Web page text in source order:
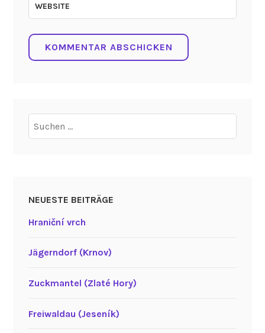
WEBSITE
Suchen
nach:
NEUESTE BEITRÄGE
Hraniční vrch
Jägerndorf (Krnov)
Zuckmantel (Zlaté Hory)
Freiwaldau (Jeseník)